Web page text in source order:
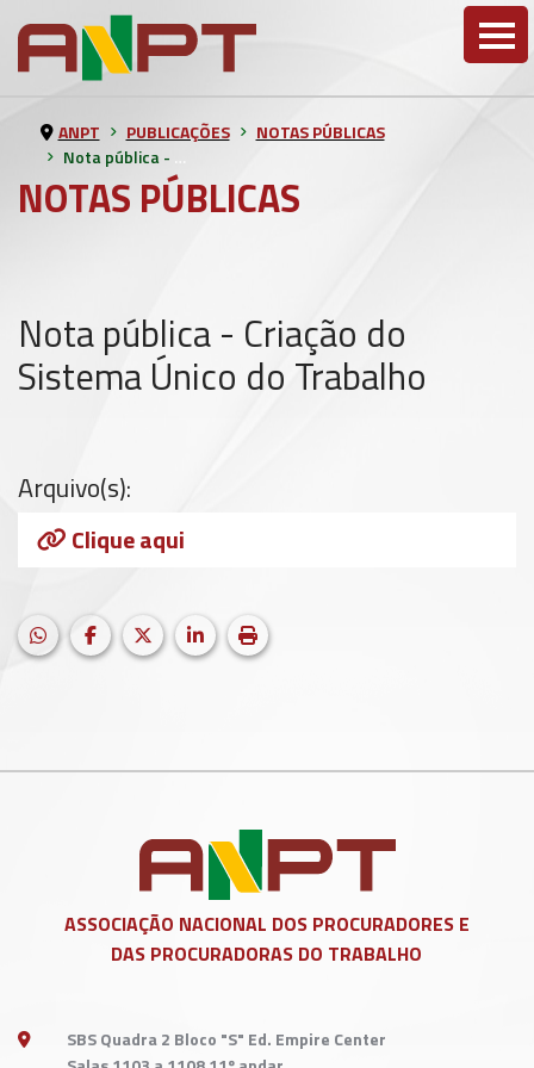
NOTAS PÚBLICAS
ANPT PUBLICAÇÕES
NOTAS PÚBLICAS
Nota pública - Criação do Sistema Único do Trabalho
Nota pública - Criação do
Sistema Único do Trabalho
Arquivo(s):
Clique aqui
Facebook LinkedIn
X (formerly Twitter)
HELIX_ULTIMATE_SHARE_WHATSAPP
Imprimir matéria
ASSOCIAÇÃO NACIONAL DOS PROCURADORES E
DAS PROCURADORAS DO TRABALHO
SBS Quadra 2 Bloco "S" Ed. Empire Center